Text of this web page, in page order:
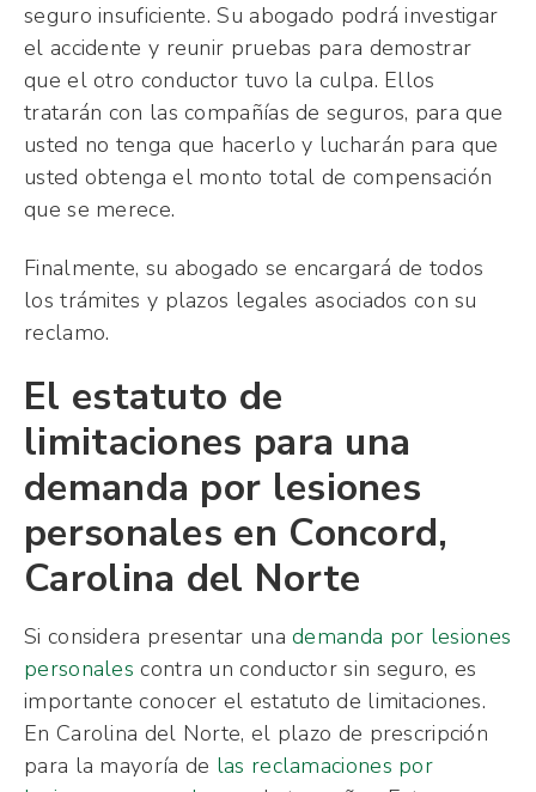
seguro insuficiente. Su abogado podrá investigar
el accidente y reunir pruebas para demostrar
que el otro conductor tuvo la culpa. Ellos
tratarán con las compañías de seguros, para que
usted no tenga que hacerlo y lucharán para que
usted obtenga el monto total de compensación
que se merece.
Finalmente, su abogado se encargará de todos
los trámites y plazos legales asociados con su
reclamo.
El estatuto de
limitaciones para una
demanda por lesiones
personales en Concord,
Carolina del Norte
Si considera presentar unademanda por lesiones
personales contra un conductor sin seguro, es
importante conocer el estatuto de limitaciones.
En Carolina del Norte, el plazo de prescripción
para la mayoría de las reclamaciones por